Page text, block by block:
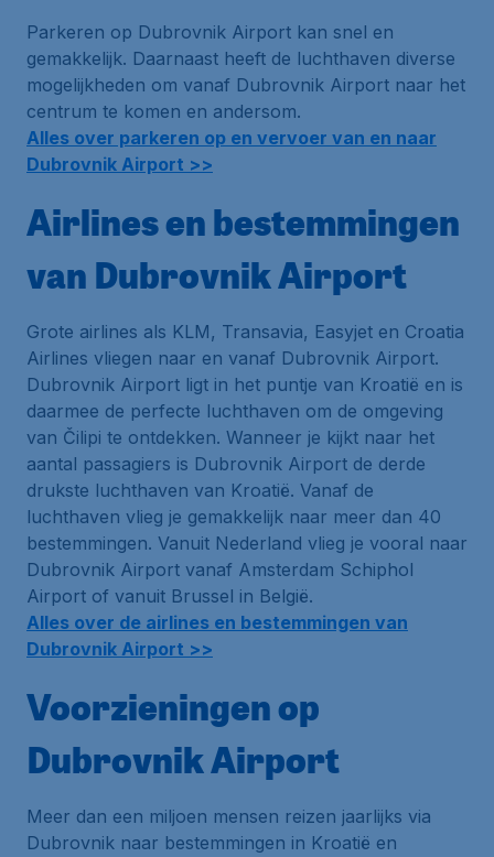
Parkeren op Dubrovnik Airport kan snel en
gemakkelijk. Daarnaast heeft de luchthaven diverse
mogelijkheden om vanaf Dubrovnik Airport naar het
centrum te komen en andersom.
Alles over parkeren op en vervoer van en naar
Dubrovnik Airport >>
Airlines en bestemmingen
van Dubrovnik Airport
Grote airlines als KLM, Transavia, Easyjet en Croatia
Airlines vliegen naar en vanaf Dubrovnik Airport.
Dubrovnik Airport ligt in het puntje van Kroatië en is
daarmee de perfecte luchthaven om de omgeving
van Čilipi te ontdekken. Wanneer je kijkt naar het
aantal passagiers is Dubrovnik Airport de derde
drukste luchthaven van Kroatië. Vanaf de
luchthaven vlieg je gemakkelijk naar meer dan 40
bestemmingen. Vanuit Nederland vlieg je vooral naar
Dubrovnik Airport vanaf Amsterdam Schiphol
Airport of vanuit Brussel in België.
Alles over de airlines en bestemmingen van
Dubrovnik Airport >>
Voorzieningen op
Dubrovnik Airport
Meer dan een miljoen mensen reizen jaarlijks via
Dubrovnik naar bestemmingen in Kroatië en